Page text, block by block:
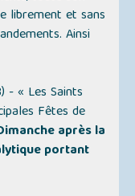
librement et sans
Ainsi
-« Les Saints
Fêtes de
après la
portant